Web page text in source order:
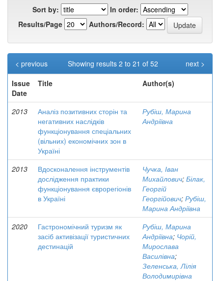
Sort by:
In order:
Results/Page
Authors/Record:
Showing results 2 to 21 of 52
< previous
next >
Issue
Date
Title Author(s)
2013
Аналіз позитивних сторін та
негативних наслідків
функціонування спеціальних
(вільних) економічних зон в
Україні
Рубіш, Марина
Андріївна
2013
Вдосконалення інструментів
дослідження практики
функціонування єврорегіонів
в Україні
Чучка, Іван
Михайлович; Білак,
Георгій
Георгійович; Рубіш,
Марина Андріївна
2020
Гастрономічний туризм як
засіб активізації туристичних
дестинацій
Рубіш, Марина
Андріївна; Чорій,
Мирослава
Василівна;
Зеленська, Лілія
Володимирівна